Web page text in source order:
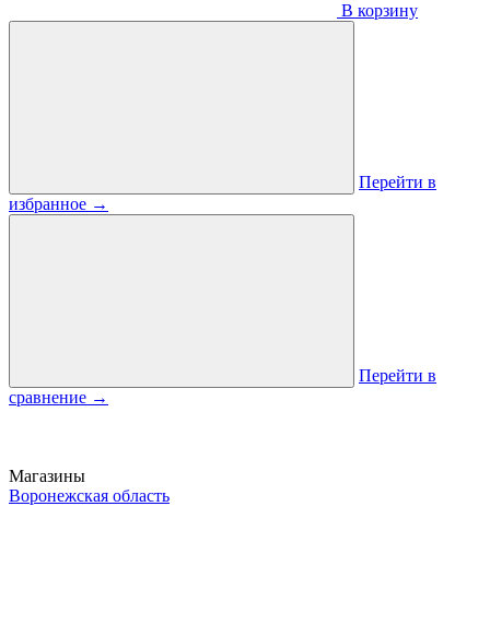
В корзину
Перейти в
избранное →
Перейти в
сравнение →
Магазины
Воронежская область